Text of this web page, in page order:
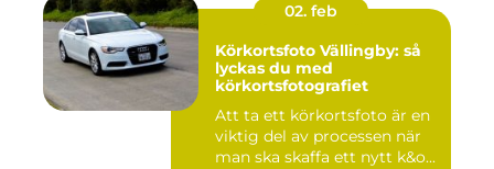
02. feb
Körkortsfoto Vällingby: så
lyckas du med
körkortsfotografiet
Att ta ett körkortsfoto är en
viktig del av processen när
man ska skaffa ett nytt k&o...